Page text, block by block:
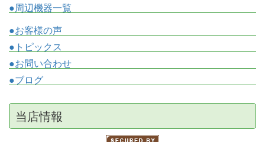
●周辺機器一覧
●お客様の声
●トピックス
●お問い合わせ
●ブログ
当店情報